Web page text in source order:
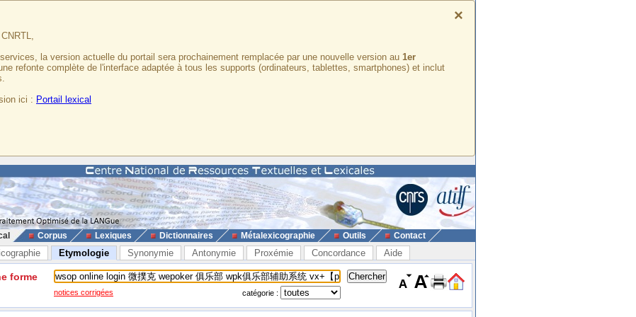
×
la version actuelle du portail sera prochainement remplacée par une nouvelle version au 1er
refonte complète de l'interface adaptée à tous les supports (ordinateurs, tablettes, smartphones) et inclut
ici : Portail lexical
Corpus Lexiques Dictionnaires Métalexicographie Outils Contact
Etymologie Synonymie Antonymie Proxémie Concordance Aide
forme
notices corrigées catégorie :